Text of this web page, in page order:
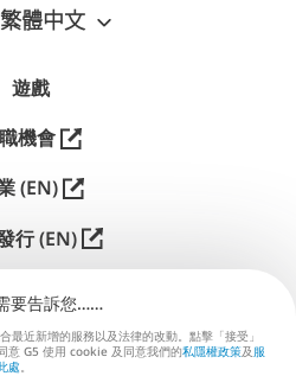
繁體中文
体
中
遊戲
機會
(EN)
行 (EN)
我們 (EN)
要告訴您……
最近新增的服務以及法律的改動。點擊「接受」
意 G5 使用 cookie 及同意我們的私隱權政策及 服
處。